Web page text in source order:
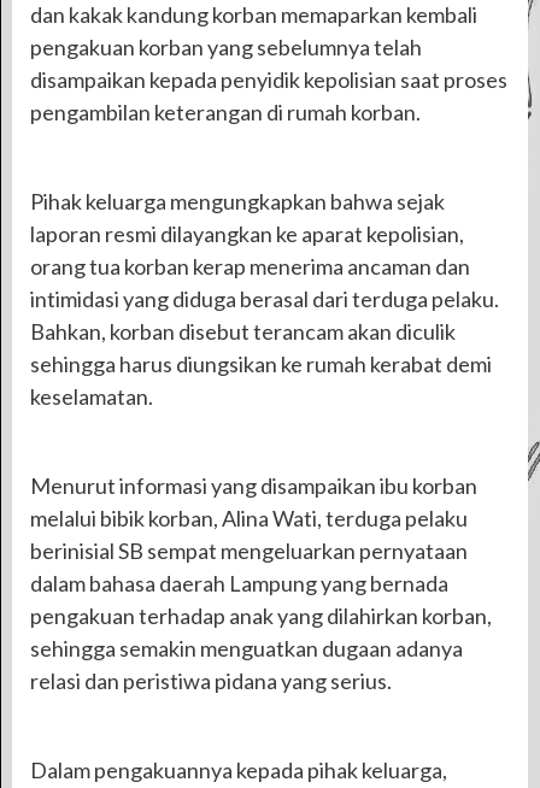
dan kakak kandung korban memaparkan kembali
pengakuan korban yang sebelumnya telah
disampaikan kepada penyidik kepolisian saat proses
pengambilan keterangan di rumah korban.
Pihak keluarga mengungkapkan bahwa sejak
laporan resmi dilayangkan ke aparat kepolisian,
orang tua korban kerap menerima ancaman dan
intimidasi yang diduga berasal dari terduga pelaku.
Bahkan, korban disebut terancam akan diculik
sehingga harus diungsikan ke rumah kerabat demi
keselamatan.
Menurut informasi yang disampaikan ibu korban
melalui bibik korban, Alina Wati, terduga pelaku
berinisial SB sempat mengeluarkan pernyataan
dalam bahasa daerah Lampung yang bernada
pengakuan terhadap anak yang dilahirkan korban,
sehingga semakin menguatkan dugaan adanya
relasi dan peristiwa pidana yang serius.
Dalam pengakuannya kepada pihak keluarga,